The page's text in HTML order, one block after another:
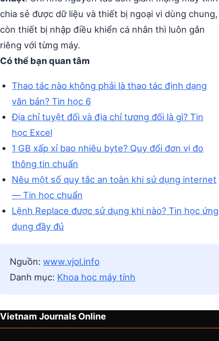
chia sẻ được dữ liệu và thiết bị ngoại vi dùng chung,
còn thiết bị nhập điều khiển cá nhân thì luôn gắn
riêng với từng máy.
Có thể bạn quan tâm
Thao tác nào không phải là thao tác định dạng
văn bản? Tin học 6
Địa chỉ tuyệt đối và địa chỉ tương đối là gì? Tin
học Excel
1 GB xấp xỉ bao nhiêu byte? Quy đổi đơn vị đo
thông tin chuẩn
Nêu một số quy tắc an toàn khi sử dụng internet
— Tin học chuẩn
Lệnh Replace được sử dụng khi nào? Tin học ứng
dụng đầy đủ
Nguồn: www.vjol.info
Danh mục: Khoa học máy tính
Vietnam Journals Online